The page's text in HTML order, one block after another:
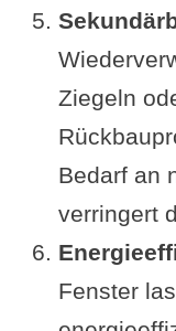
Ziegeln
Bedarf an
verringert
Fenster